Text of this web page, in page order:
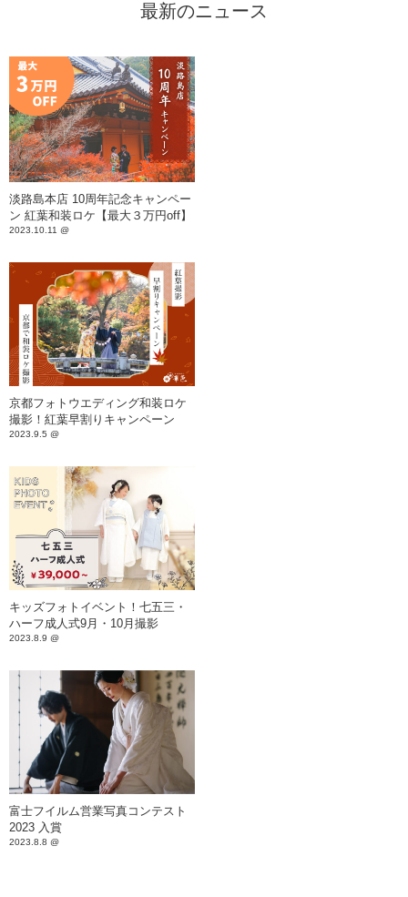
最新のニュース
淡路島本店 10周年記念キャンペー
ン 紅葉和装ロケ【最大３万円off】
2023.10.11 @
京都フォトウエディング和装ロケ
撮影！紅葉早割りキャンペーン
2023.9.5 @
キッズフォトイベント！七五三・
ハーフ成人式9月・10月撮影
2023.8.9 @
富士フイルム営業写真コンテスト
2023 入賞
2023.8.8 @